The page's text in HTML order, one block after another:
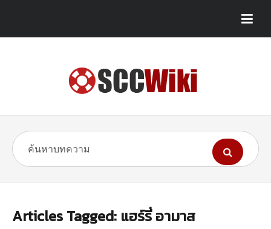
Articles Tagged: แฮร์รี่ อามาส